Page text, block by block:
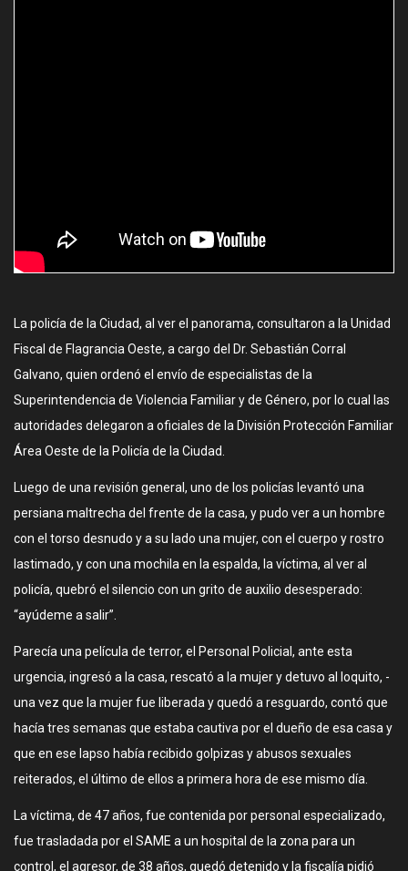
La policía de la Ciudad, al ver el panorama, consultaron a la Unidad
Fiscal de Flagrancia Oeste, a cargo del Dr. Sebastián Corral
Galvano, quien ordenó el envío de especialistas de la
Superintendencia de Violencia Familiar y de Género, por lo cual las
autoridades delegaron a oficiales de la División Protección Familiar
Área Oeste de la Policía de la Ciudad.
Luego de una revisión general, uno de los policías levantó una
persiana maltrecha del frente de la casa, y pudo ver a un hombre
con el torso desnudo y a su lado una mujer, con el cuerpo y rostro
lastimado, y con una mochila en la espalda, la víctima, al ver al
policía, quebró el silencio con un grito de auxilio desesperado:
“ayúdeme a salir”.
Parecía una película de terror, el Personal Policial, ante esta
urgencia, ingresó a la casa, rescató a la mujer y detuvo al loquito, -
una vez que la mujer fue liberada y quedó a resguardo, contó que
hacía tres semanas que estaba cautiva por el dueño de esa casa y
que en ese lapso había recibido golpizas y abusos sexuales
reiterados, el último de ellos a primera hora de ese mismo día.
La víctima, de 47 años, fue contenida por personal especializado,
fue trasladada por el SAME a un hospital de la zona para un
control, el agresor, de 38 años, quedó detenido y la fiscalía pidió